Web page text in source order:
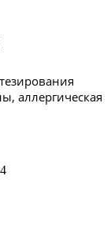
аллергическая